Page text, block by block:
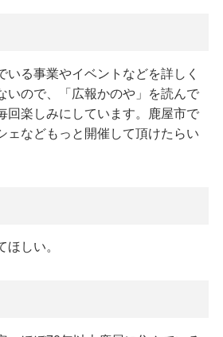
いる事業やイベントなどを詳しく
いので、「広報かのや」を読んで
回楽しみにしています。鹿屋市で
ェなどもっと開催して頂けたらい
ほしい。